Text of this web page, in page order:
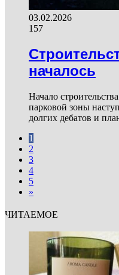
03.02.2026
157
началось
Начало
парковой зоны
долгих дебатов и
1
2
3
4
5
»
ЧИТАЕМОЕ